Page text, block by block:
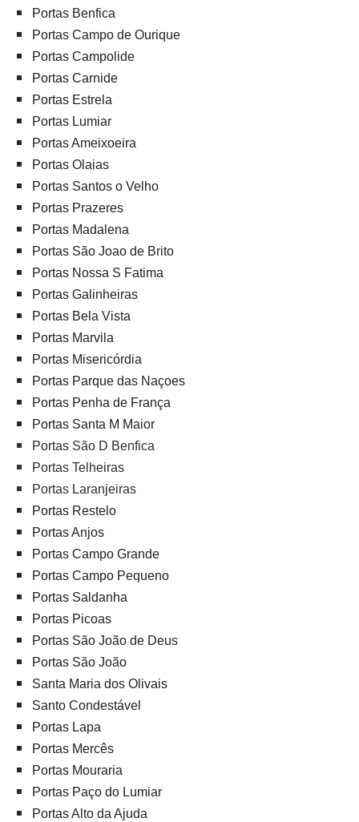
Portas Benfica
Portas Campo de Ourique
Portas Campolide
Portas Carnide
Portas Estrela
Portas Lumiar
Portas Ameixoeira
Portas Olaias
Portas Santos o Velho
Portas Prazeres
Portas Madalena
Portas São Joao de Brito
Portas Nossa S Fatima
Portas Galinheiras
Portas Bela Vista
Portas Marvila
Portas Misericórdia
Portas Parque das Naçoes
Portas Penha de França
Portas Santa M Maior
Portas São D Benfica
Portas Telheiras
Portas Laranjeiras
Portas Restelo
Portas Anjos
Portas Campo Grande
Portas Campo Pequeno
Portas Saldanha
Portas Picoas
Portas São João de Deus
Portas São João
Santa Maria dos Olivais
Santo Condestável
Portas Lapa
Portas Mercês
Portas Mouraria
Portas Paço do Lumiar
Portas Alto da Ajuda